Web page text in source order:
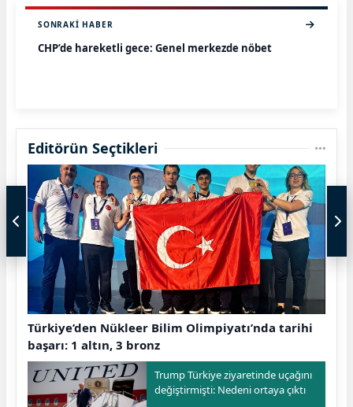
SONRAKI HABER
CHP’de hareketli gece: Genel merkezde nöbet
Editörün Seçtikleri
Türkiye’den Nükleer Bilim Olimpiyatı’nda tarihi
başarı: 1 altın, 3 bronz
Trump Türkiye ziyaretinde uçağını
değiştirmişti: Nedeni ortaya çıktı